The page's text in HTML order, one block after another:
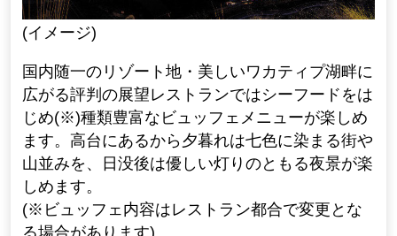
(イメージ)
国内随一のリゾート地・美しいワカティプ湖畔に
広がる評判の展望レストランではシーフードをは
じめ(※)種類豊富なビュッフェメニューが楽しめ
ます。高台にあるから夕暮れは七色に染まる街や
山並みを、日没後は優しい灯りのともる夜景が楽
しめます。
(※ビュッフェ内容はレストラン都合で変更とな